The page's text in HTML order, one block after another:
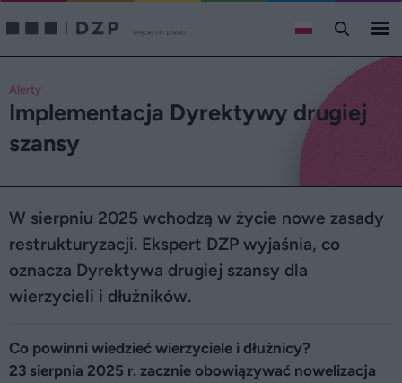
Alerty
Implementacja Dyrektywy drugiej
szansy
W sierpniu 2025 wchodzą w życie nowe zasady
restrukturyzacji. Ekspert DZP wyjaśnia, co
oznacza Dyrektywa drugiej szansy dla
wierzycieli i dłużników.
Co powinni wiedzieć wierzyciele i dłużnicy?
23 sierpnia 2025 r. zacznie obowiązywać nowelizacja